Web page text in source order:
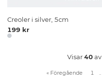
Creoler i silver, 5cm
199 kr
Visar40av
« Föregående 1 ..